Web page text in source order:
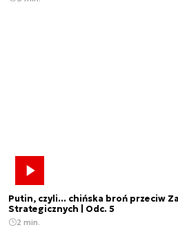
Putin, czyli... chińska broń przeciw
Strategicznych | Odc. 5
2 min.